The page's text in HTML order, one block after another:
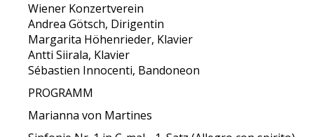
Wiener Konzertverein
Andrea Götsch, Dirigentin
Margarita Höhenrieder, Klavier
Antti Siirala, Klavier
Sébastien Innocenti, Bandoneon
PROGRAMM
Marianna von Martines